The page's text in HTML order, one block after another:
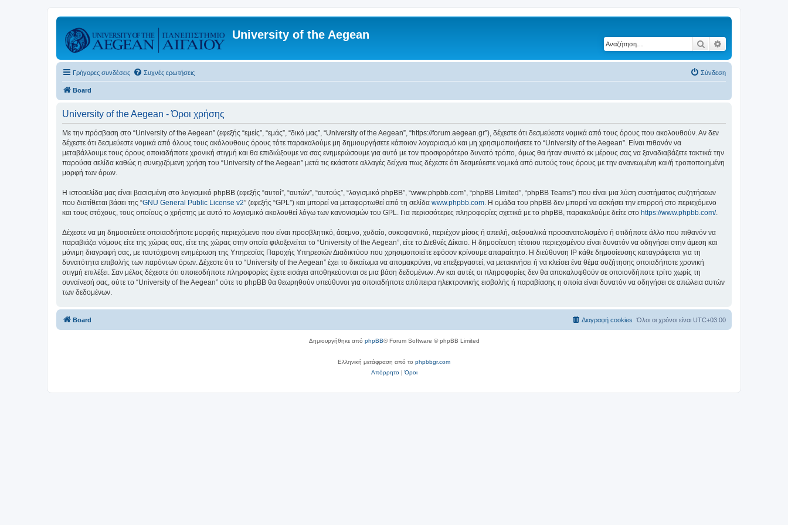
University of the Aegean
Αναζήτηση
Γρήγορες συνδέσεις Συχνές ερωτήσεις Σύνδεση
Board
University of the Aegean - Όροι χρήσης
Με την πρόσβαση στο “University of the Aegean” (εφεξής “εμείς”, “εμάς”, “δικό μας”, “University of the Aegean”, “https://forum.aegean.gr”), δέχεστε ότι δεσμεύεστε νομικά από τους όρους που ακολουθούν. Αν δεν
δέχεστε ότι δεσμεύεστε νομικά από όλους τους ακόλουθους όρους τότε παρακαλούμε μη δημιουργήσετε κάποιον λογαριασμό και μη χρησιμοποιήσετε το “University of the Aegean”. Είναι πιθανόν να
μεταβάλλουμε τους όρους οποιαδήποτε χρονική στιγμή και θα επιδιώξουμε να σας ενημερώσουμε για αυτό με τον προσφορότερο δυνατό τρόπο, όμως θα ήταν συνετό εκ μέρους σας να ξαναδιαβάζετε τακτικά την
παρούσα σελίδα καθώς η συνεχιζόμενη χρήση του “University of the Aegean” μετά τις εκάστοτε αλλαγές δείχνει πως δέχεστε ότι δεσμεύεστε νομικά από αυτούς τους όρους με την ανανεωμένη και/ή τροποποιημένη
μορφή των όρων.
Η ιστοσελίδα μας είναι βασισμένη στο λογισμικό phpBB (εφεξής “αυτοί”, “αυτών”, “αυτούς”, “λογισμικό phpBB”, “www.phpbb.com”, “phpBB Limited”, “phpBB Teams”) που είναι μια λύση συστήματος συζητήσεων
που διατίθεται βάσει της “GNU General Public License v2” (εφεξής “GPL”) και μπορεί να μεταφορτωθεί από τη σελίδα www.phpbb.com. Η ομάδα του phpBB δεν μπορεί να ασκήσει την επιρροή στο περιεχόμενο
και τους στόχους, τους οποίους ο χρήστης με αυτό το λογισμικό ακολουθεί λόγω των κανονισμών του GPL. Για περισσότερες πληροφορίες σχετικά με το phpBB, παρακαλούμε δείτε στο https://www.phpbb.com/.
Δέχεστε να μη δημοσιεύετε οποιασδήποτε μορφής περιεχόμενο που είναι προσβλητικό, άσεμνο, χυδαίο, συκοφαντικό, περιέχον μίσος ή απειλή, σεξουαλικά προσανατολισμένο ή οτιδήποτε άλλο που πιθανόν να
παραβιάζει νόμους είτε της χώρας σας, είτε της χώρας στην οποία φιλοξενείται το “University of the Aegean”, είτε το Διεθνές Δίκαιο. Η δημοσίευση τέτοιου περιεχομένου είναι δυνατόν να οδηγήσει στην άμεση και
μόνιμη διαγραφή σας, με ταυτόχρονη ενημέρωση της Υπηρεσίας Παροχής Υπηρεσιών Διαδικτύου που χρησιμοποιείτε εφόσον κρίνουμε απαραίτητο. Η διεύθυνση IP κάθε δημοσίευσης καταγράφεται για τη
δυνατότητα επιβολής των παρόντων όρων. Δέχεστε ότι το “University of the Aegean” έχει το δικαίωμα να απομακρύνει, να επεξεργαστεί, να μετακινήσει ή να κλείσει ένα θέμα συζήτησης οποιαδήποτε χρονική
στιγμή επιλέξει. Σαν μέλος δέχεστε ότι οποιεσδήποτε πληροφορίες έχετε εισάγει αποθηκεύονται σε μια βάση δεδομένων. Αν και αυτές οι πληροφορίες δεν θα αποκαλυφθούν σε οποιονδήποτε τρίτο χωρίς τη
συναίνεσή σας, ούτε το “University of the Aegean” ούτε το phpBB θα θεωρηθούν υπεύθυνοι για οποιαδήποτε απόπειρα ηλεκτρονικής εισβολής ή παραβίασης η οποία είναι δυνατόν να οδηγήσει σε απώλεια αυτών
των δεδομένων.
Board Όλοι οι χρόνοι είναι UTC+03:00
Διαγραφή cookies
Δημιουργήθηκε από phpBB® Forum Software © phpBB Limited
Ελληνική μετάφραση από το phpbbgr.com
Απόρρητο|Όροι